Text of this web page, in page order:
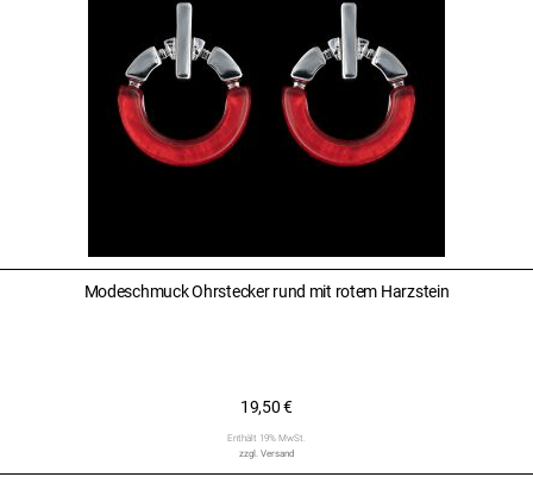
Modeschmuck Ohrstecker rund mit rotem Harzstein
19,50€
Enthält 19% MwSt.
zzgl. Versand